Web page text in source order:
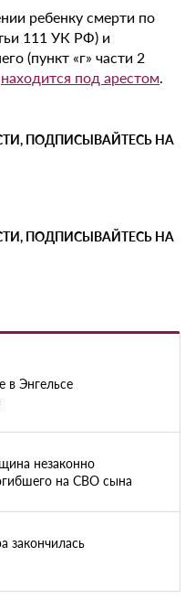
ребенку смерти по
111 УК РФ) и
(пункт «г» части 2
находится под арестом.
ПОДПИСЫВАЙТЕСЬ НА
ПОДПИСЫВАЙТЕСЬ НА
в Энгельсе
незаконно
на СВО сына
закончилась